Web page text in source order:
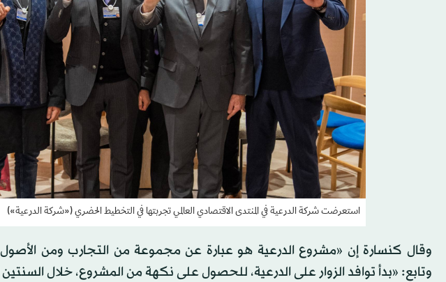
استعرضت شركة الدرعية في المنتدى الاقتصادي العالمي تجربتها في التخطيط الحضري («شركة الدرعية»)
وقال كنسارة إن «مشروع الدرعية هو عبارة عن مجموعة من التجارب ومن
وتابع: «بدأ توافد الزوار على الدرعية، للحصول على نكهة من المشروع، خلال